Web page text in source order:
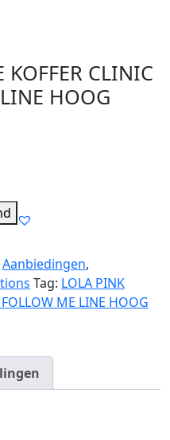
KOFFER CLINIC
HOOG
Aanbiedingen,
Tag: LOLA PINK
ME LINE HOOG